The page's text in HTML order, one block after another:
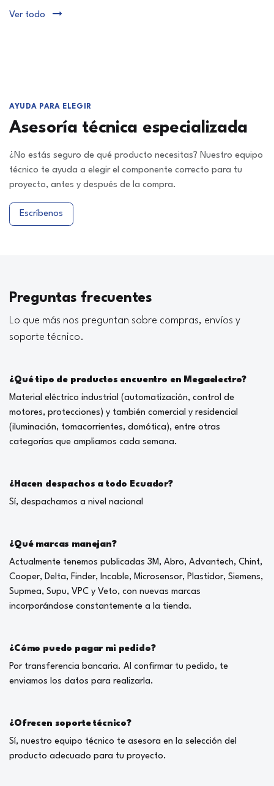
Ver todo
AYUDA PARA ELEGIR
Asesoría técnica especializada
¿No estás seguro de qué producto necesitas? Nuestro equipo
técnico te ayuda a elegir el componente correcto para tu
proyecto, antes y después de la compra.
Escríbenos
Preguntas frecuentes
Lo que más nos preguntan sobre compras, envíos y
soporte técnico.
¿Qué tipo de productos encuentro en Megaelectro?
Material eléctrico industrial (automatización, control de
motores, protecciones) y también comercial y residencial
(iluminación, tomacorrientes, domótica), entre otras
categorías que ampliamos cada semana.
¿Hacen despachos a todo Ecuador?
Sí, despachamos a nivel nacional
¿Qué marcas manejan?
Actualmente tenemos publicadas 3M, Abro, Advantech, Chint,
Cooper, Delta, Finder, Incable, Microsensor, Plastidor, Siemens,
Supmea, Supu, VPC y Veto, con nuevas marcas
incorporándose constantemente a la tienda.
¿Cómo puedo pagar mi pedido?
Por transferencia bancaria. Al confirmar tu pedido, te
enviamos los datos para realizarla.
¿Ofrecen soporte técnico?
Sí, nuestro equipo técnico te asesora en la selección del
producto adecuado para tu proyecto.